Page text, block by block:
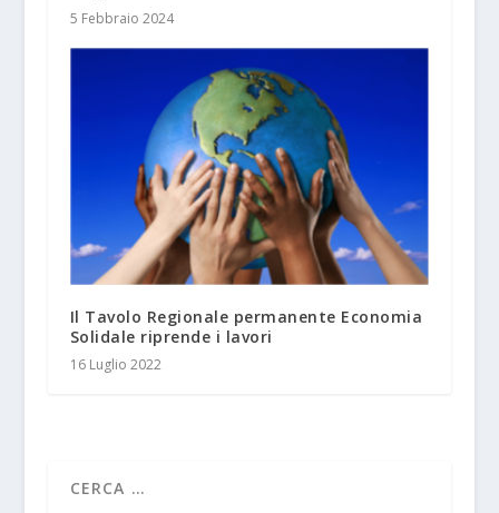
5 Febbraio 2024
Il Tavolo Regionale permanente Economia
Solidale riprende i lavori
16 Luglio 2022